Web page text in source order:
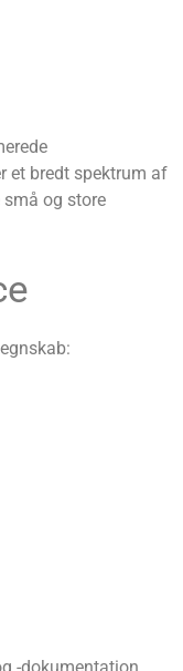
et bredt spektrum af
små og store